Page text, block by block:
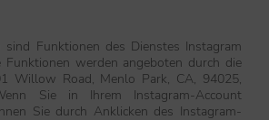
sind Funktionen des Dienstes Instagram
Funktionen werden angeboten durch die
Willow Road, Menlo Park, CA, 94025,
Sie in Ihrem Instagram-Account
Sie durch Anklicken des Instagram-